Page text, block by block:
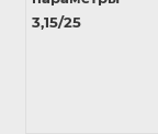
3,15/25